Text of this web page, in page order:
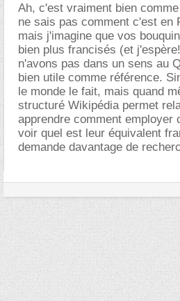
Ah, c'est vraiment bien
ne sais pas comment c'est en
mais j'imagine que vos
bien plus francisés (et
n'avons pas dans un sens au
bien utile comme référence.
le monde le fait, mais quand
structuré Wikipédia permet
apprendre comment employer
voir quel est leur équivalent
demande davantage de